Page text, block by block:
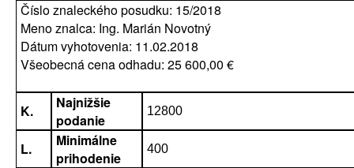
Číslo znaleckého posudku: 15/2018
Meno znalca: Ing. Marián Novotný
Dátum vyhotovenia: 11.02.2018
Všeobecná cena odhadu: 25 600,00 €
K.
Najnižšie
podanie
12800
L.
Minimálne
prihodenie
400